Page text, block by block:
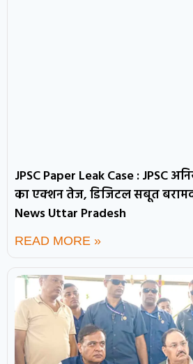
JPSC Paper Leak Case : JPSC
का एक्शन तेज, डिजिटल सबूत
News Uttar Pradesh
READ MORE »